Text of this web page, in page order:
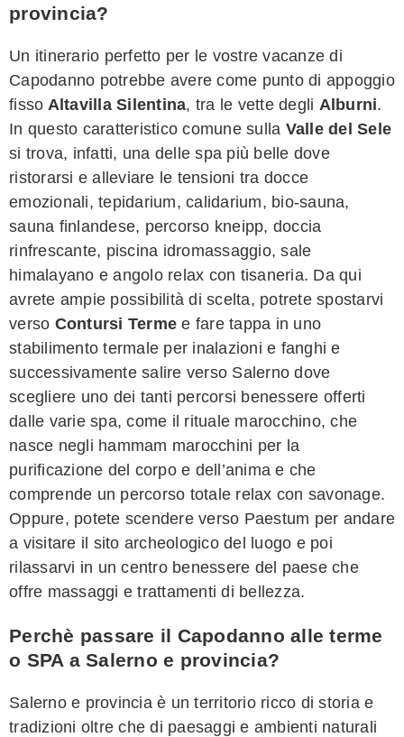
provincia?
Un itinerario perfetto per le vostre vacanze di
Capodanno potrebbe avere come punto di appoggio
fisso Altavilla Silentina, tra le vette degli Alburni.
In questo caratteristico comune sulla Valle del Sele
si trova, infatti, una delle spa più belle dove
ristorarsi e alleviare le tensioni tra docce
emozionali, tepidarium, calidarium, bio-sauna,
sauna finlandese, percorso kneipp, doccia
rinfrescante, piscina idromassaggio, sale
himalayano e angolo relax con tisaneria. Da qui
avrete ampie possibilità di scelta, potrete spostarvi
verso Contursi Terme e fare tappa in uno
stabilimento termale per inalazioni e fanghi e
successivamente salire verso Salerno dove
scegliere uno dei tanti percorsi benessere offerti
dalle varie spa, come il rituale marocchino, che
nasce negli hammam marocchini per la
purificazione del corpo e dell’anima e che
comprende un percorso totale relax con savonage.
Oppure, potete scendere verso Paestum per andare
a visitare il sito archeologico del luogo e poi
rilassarvi in un centro benessere del paese che
offre massaggi e trattamenti di bellezza.
Perchè passare il Capodanno alle terme
o SPA a Salerno e provincia?
Salerno e provincia è un territorio ricco di storia e
tradizioni oltre che di paesaggi e ambienti naturali